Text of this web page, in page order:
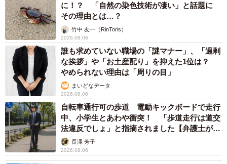
7/148
最初はネイルの剥がれを気にしていたトビ山さんだったが、図星を突か
れてしまう(C) ぼのこ
に！？ 「自然の染色技術が凄い」と話題に
その理由とは…？
竹中 友一（RinToris）
2026.08.06
誰も求めていない職場の「謎マナー」、「過剰
な挨拶」や「お土産配り」を抑えた1位は？
やめられない理由は「周りの目」
まいどなデータ
2026.08.06
自転車通行可の歩道 電動キックボードで走行
中、小学生とあわや衝突！ 「歩道走行は道交
法違反でしょ」と指摘されました【弁護士が解
説】長澤 芳子
2026.08.06